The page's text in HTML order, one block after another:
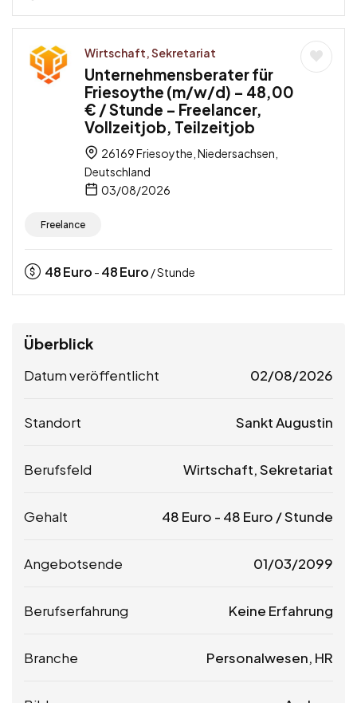
Wirtschaft, Sekretariat
Unternehmensberater für
Friesoythe (m/w/d) – 48,00
€ / Stunde – Freelancer,
Vollzeitjob, Teilzeitjob
26169 Friesoythe, Niedersachsen,
Deutschland
03/08/2026
Freelance
48Euro - 48Euro / Stunde
Überblick
Datum veröffentlicht 02/08/2026
Standort Sankt Augustin
Berufsfeld Wirtschaft, Sekretariat
Gehalt 48 Euro - 48 Euro / Stunde
Angebotsende 01/03/2099
Berufserfahrung Keine Erfahrung
Branche Personalwesen, HR